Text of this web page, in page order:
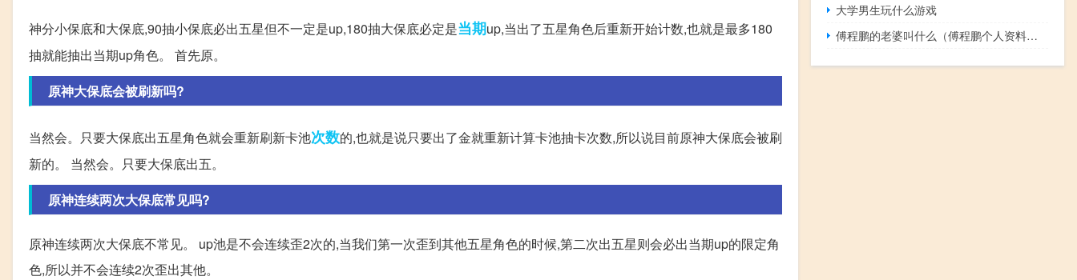
神分小保底和大保底,90抽小保底必出五星但不一定是up,180抽大保底必定是当期up,当出了五星角色后重新开始计数,也就是最多180
抽就能抽出当期up角色。 首先原。
原神大保底会被刷新吗?
当然会。只要大保底出五星角色就会重新刷新卡池次数的,也就是说只要出了金就重新计算卡池抽卡次数,所以说目前原神大保底会被刷
新的。 当然会。只要大保底出五。
原神连续两次大保底常见吗?
原神连续两次大保底不常见。 up池是不会连续歪2次的,当我们第一次歪到其他五星角色的时候,第二次出五星则会必出当期up的限定角
色,所以并不会连续2次歪出其他。
大学男生玩什么游戏
傅程鹏的老婆叫什么（傅程鹏个人资料老婆）